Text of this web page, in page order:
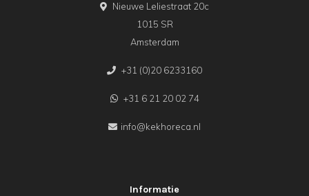
Nieuwe Leliestraat 20c
1015 SR
Amsterdam
+31 (0)20 6233160
+31 6 21 20 02 74
info@kekhoreca.nl
Informatie